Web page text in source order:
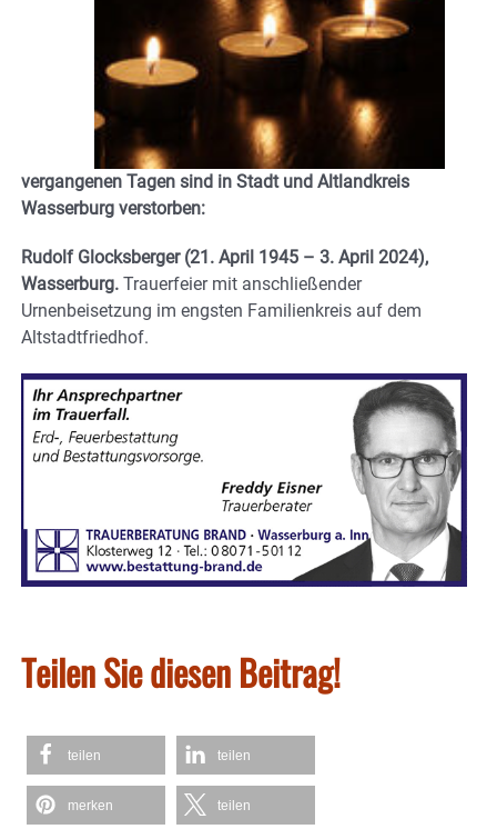
vergangenen Tagen sind in Stadt und Altlandkreis
Wasserburg verstorben:
Rudolf Glocksberger (21. April 1945 – 3. April 2024),
Wasserburg. Trauerfeier mit anschließender
Urnenbeisetzung im engsten Familienkreis auf dem
Altstadtfriedhof.
Teilen Sie diesen Beitrag!
teilen teilen
merken teilen